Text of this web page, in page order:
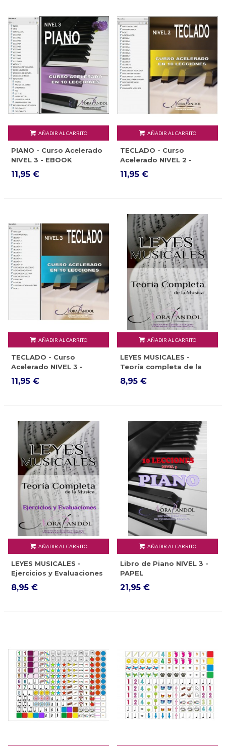
AÑADIR AL CARRITO
PIANO - Curso Acelerado
NIVEL 3 - EBOOK
11,95 €
AÑADIR AL CARRITO
TECLADO - Curso
Acelerado NIVEL 2 -
EBOOK
11,95 €
AÑADIR AL CARRITO
TECLADO - Curso
Acelerado NIVEL 3 -
EBOOK
11,95 €
AÑADIR AL CARRITO
LEYES MUSICALES -
Teoría completa de la
música - EBOOK
8,95 €
AÑADIR AL CARRITO
LEYES MUSICALES -
Ejercicios y Evaluaciones
- EBOOK
8,95 €
AÑADIR AL CARRITO
Libro de Piano NIVEL 3 -
PAPEL
21,95 €